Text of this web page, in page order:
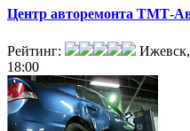
Центр авторемонта ТМТ-
Рейтинг: Ижевск,
18:00